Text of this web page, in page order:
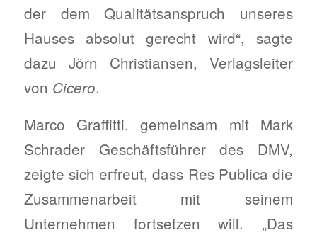
der dem Qualitätsanspruch unseres
Hauses absolut gerecht wird“, sagte
dazu Jörn Christiansen, Verlagsleiter
von Cicero.
Marco Graffitti, gemeinsam mit Mark
Schrader Geschäftsführer des DMV,
zeigte sich erfreut, dass Res Publica die
Zusammenarbeit mit seinem
Unternehmen fortsetzen will. „Das